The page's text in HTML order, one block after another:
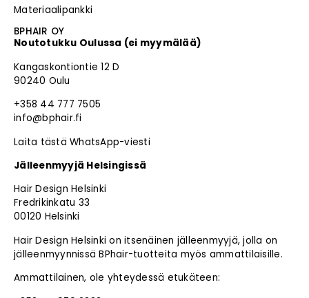
Materiaalipankki
BPHAIR OY
Noutotukku Oulussa (ei myymälää)
Kangaskontiontie 12 D
90240 Oulu
+358 44 777 7505
info@bphair.fi
Laita tästä WhatsApp-viesti
Jälleenmyyjä Helsingissä
Hair Design Helsinki
Fredrikinkatu 33
00120 Helsinki
Hair Design Helsinki on itsenäinen jälleenmyyjä, jolla on
jälleenmyynnissä BPhair-tuotteita myös ammattilaisille.
Ammattilainen, ole yhteydessä etukäteen: